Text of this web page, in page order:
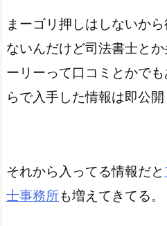
まーゴリ押しはしないか
ないんだけど司法書士と
ーリーって口コミとかで
らで入手した情報は即公
それから入ってる情報だと
士事務所も増えてきてる。